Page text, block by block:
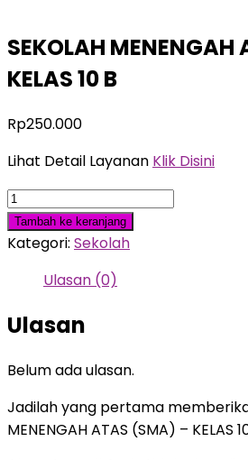
SEKOLAH
KELAS 10 B
Rp250.000
Lihat Detail Layanan Klik Disini
Kuantitas
SEKOLAH
MENENGAH
(SMA)
KELAS
B
Tambah ke keranjang
Kategori: Sekolah
Ulasan (0)
Ulasan
Belum ada ulasan.
Jadilah yang pertama
MENENGAH ATAS (SMA) – KELAS